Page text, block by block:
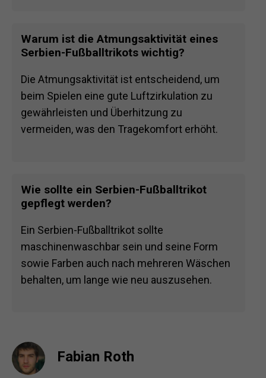
Warum ist die Atmungsaktivität eines
Serbien-Fußballtrikots wichtig?
Die Atmungsaktivität ist entscheidend, um
beim Spielen eine gute Luftzirkulation zu
gewährleisten und Überhitzung zu
vermeiden, was den Tragekomfort erhöht.
Wie sollte ein Serbien-Fußballtrikot
gepflegt werden?
Ein Serbien-Fußballtrikot sollte
maschinenwaschbar sein und seine Form
sowie Farben auch nach mehreren Wäschen
behalten, um lange wie neu auszusehen.
Fabian Roth